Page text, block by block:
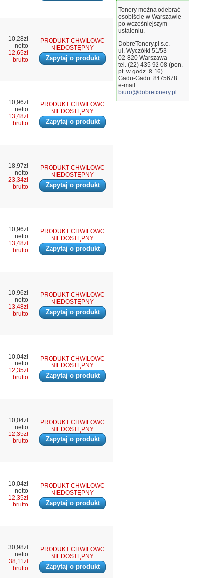
10,28zł
netto
12,65zł
brutto
PRODUKT CHWILOWO
NIEDOSTĘPNY
Zapytaj o produkt
10,96zł
netto
13,48zł
brutto
PRODUKT CHWILOWO
NIEDOSTĘPNY
Zapytaj o produkt
18,97zł
netto
23,34zł
brutto
PRODUKT CHWILOWO
NIEDOSTĘPNY
Zapytaj o produkt
10,96zł
netto
13,48zł
brutto
PRODUKT CHWILOWO
NIEDOSTĘPNY
Zapytaj o produkt
10,96zł
netto
13,48zł
brutto
PRODUKT CHWILOWO
NIEDOSTĘPNY
Zapytaj o produkt
10,04zł
netto
12,35zł
brutto
PRODUKT CHWILOWO
NIEDOSTĘPNY
Zapytaj o produkt
10,04zł
netto
12,35zł
brutto
PRODUKT CHWILOWO
NIEDOSTĘPNY
Zapytaj o produkt
10,04zł
netto
12,35zł
brutto
PRODUKT CHWILOWO
NIEDOSTĘPNY
Zapytaj o produkt
30,98zł
netto
38,11zł
brutto
PRODUKT CHWILOWO
NIEDOSTĘPNY
Zapytaj o produkt
Tonery można odebrać
osobiście w Warszawie
po wcześniejszym
ustaleniu.
DobreTonery.pl s.c.
ul. Wyczółki 51/53
02-820 Warszawa
tel. (22) 435 92 08 (pon.-
pt. w godz. 8-16)
Gadu-Gadu: 8475678
e-mail:
biuro@dobretonery.pl